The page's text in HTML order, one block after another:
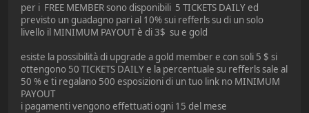
per i FREE MEMBER sono disponibili 5 TICKETS DAILY ed
previsto un guadagno pari al 10% sui refferls su di un solo
livello il MINIMUM PAYOUT è di 3$ su e gold
esiste la possibilità di upgrade a gold member e con soli 5 $ si
ottengono 50 TICKETS DAILY e la percentuale su refferls sale al
50 % e ti regalano 500 esposizioni di un tuo link no MINIMUM
PAYOUT
i pagamenti vengono effettuati ogni 15 del mese